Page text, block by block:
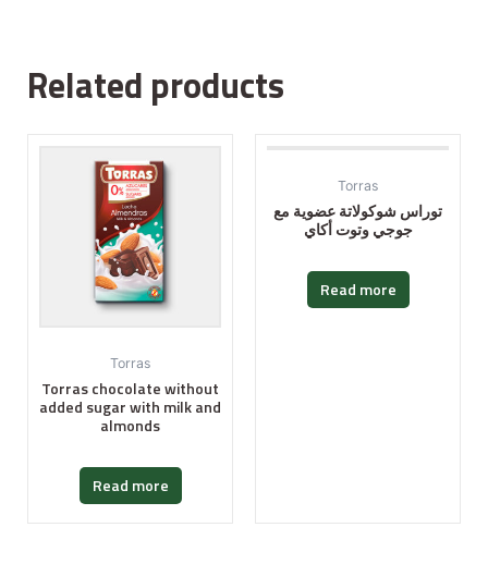
Related products
Torras
Torras chocolate without
added sugar with milk and
almonds
Read more
Torras
توراس شوكولاتة عضوية مع
جوجي وتوت أكاي
Read more